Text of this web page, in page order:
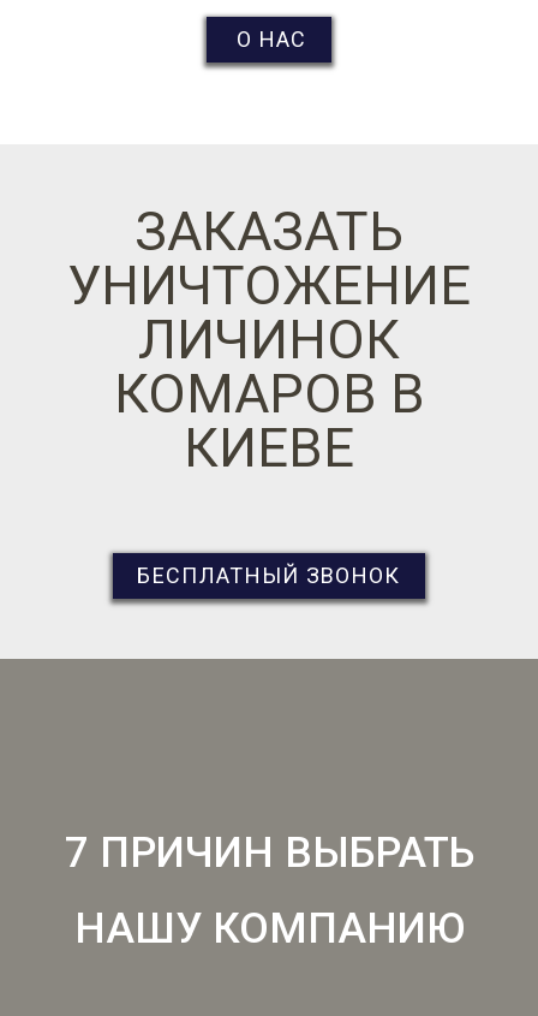
О НАС
ЗАКАЗАТЬ
УНИЧТОЖЕНИЕ
ЛИЧИНОК
КОМАРОВ В
КИЕВЕ
БЕСПЛАТНЫЙ ЗВОНОК
7 ПРИЧИН ВЫБРАТЬ
НАШУ КОМПАНИЮ